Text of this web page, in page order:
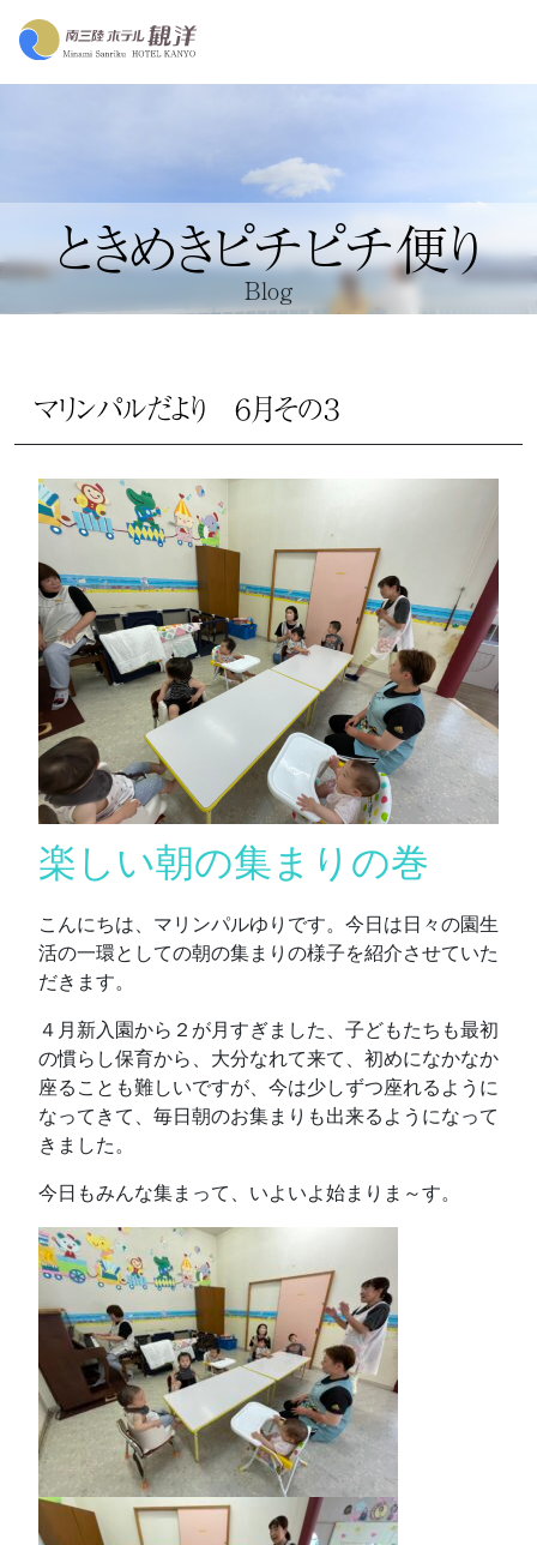
ときめきピチピチ便り
Blog
マリンパルだより ６月その３
楽しい朝の集まりの巻
こんにちは、マリンパルゆりです。今日は日々の園生
活の一環としての朝の集まりの様子を紹介させていた
だきます。
４月新入園から２が月すぎました、子どもたちも最初
の慣らし保育から、大分なれて来て、初めになかなか
座ることも難しいですが、今は少しずつ座れるように
なってきて、毎日朝のお集まりも出来るようになって
きました。
今日もみんな集まって、いよいよ始まりま～す。